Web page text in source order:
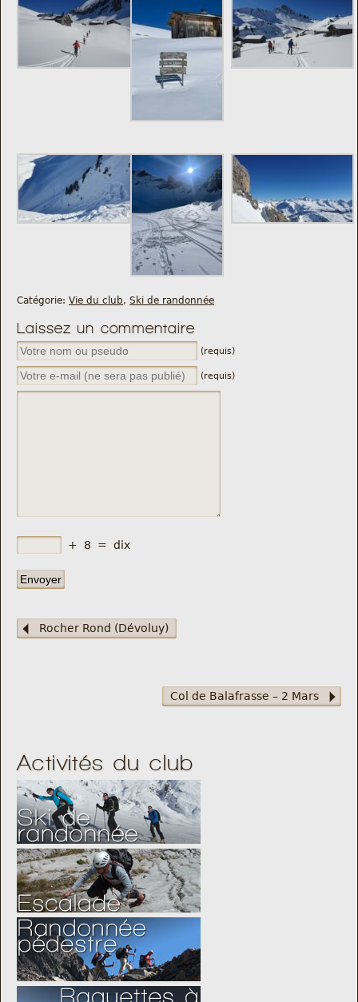
Catégorie: Vie du club, Ski de randonnée
Laissez un commentaire
(requis)
(requis)
+ 8 = dix
Rocher Rond (Dévoluy)
Col de Balafrasse – 2 Mars
Activités du club